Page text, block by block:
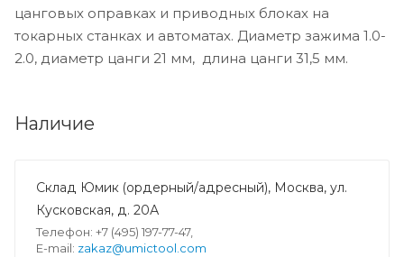
цанговых оправках и приводных блоках на
токарных станках и автоматах. Диаметр зажима 1.0-
2.0, диаметр цанги 21 мм, длина цанги 31,5 мм.
Наличие
Склад Юмик (ордерный/адресный), Москва, ул.
Кусковская, д. 20А
Телефон: +7 (495) 197-77-47,
E-mail: zakaz@umictool.com